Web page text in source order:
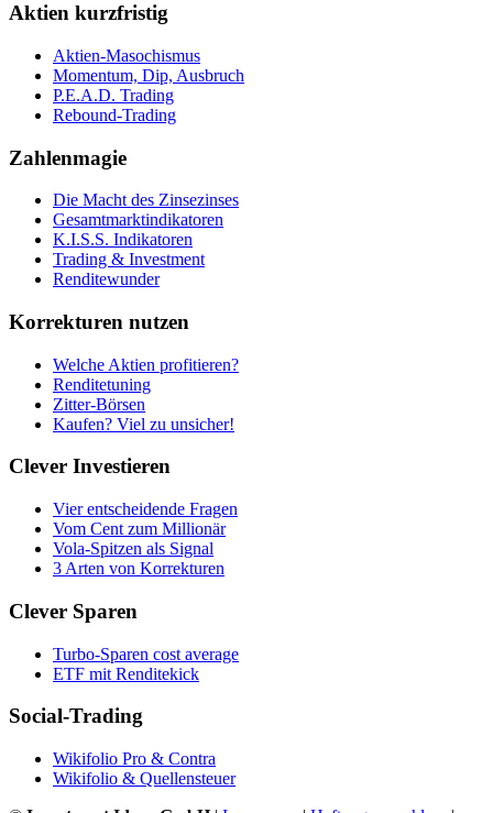
Aktien kurzfristig
Aktien-Masochismus
Momentum, Dip, Ausbruch
P.E.A.D. Trading
Rebound-Trading
Zahlenmagie
Die Macht des Zinsezinses
Gesamtmarktindikatoren
K.I.S.S. Indikatoren
Trading & Investment
Renditewunder
Korrekturen nutzen
Welche Aktien profitieren?
Renditetuning
Zitter-Börsen
Kaufen? Viel zu unsicher!
Clever Investieren
Vier entscheidende Fragen
Vom Cent zum Millionär
Vola-Spitzen als Signal
3 Arten von Korrekturen
Clever Sparen
Turbo-Sparen cost average
ETF mit Renditekick
Social-Trading
Wikifolio Pro & Contra
Wikifolio & Quellensteuer